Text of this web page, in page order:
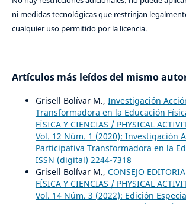
ni medidas tecnológicas que restrinjan
cualquier uso permitido por la licencia.
Artículos más leídos del mismo
Grisell Bolívar M., Investigación
Transformadora en la Educación
FÍSICA Y CIENCIAS / PHYSICAL
Vol. 12 Núm. 1 (2020): Investigación
Participativa Transformadora en la
ISSN (digital) 2244-7318
Grisell Bolívar M., CONSEJO
FÍSICA Y CIENCIAS / PHYSICAL
Vol. 14 Núm. 3 (2022): Edición